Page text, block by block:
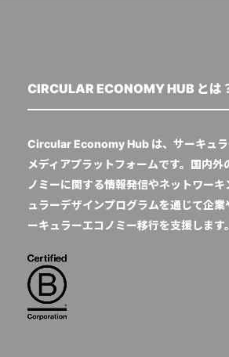
CIRCULAR ECONOMY HUB とは
Circular Economy Hub は、サーキュラ
メディアプラットフォームです。国内外
ノミーに関する情報発信やネットワーキ
ュラーデザインプログラムを通じて企
ーキュラーエコノミー移行を支援します。